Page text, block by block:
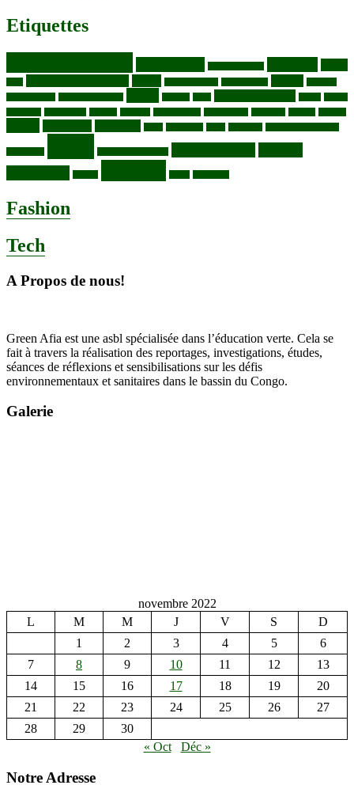
Etiquettes
Fashion
Tech
A Propos de nous!
Green Afia est une asbl spécialisée dans l’éducation verte. Cela se
fait à travers la réalisation des reportages, investigations, études,
séances de réflexions et sensibilisations sur les défis
environnementaux et sanitaires dans le bassin du Congo.
Galerie
novembre 2022
L
M M J V S
D
1
2 3 4 5
6
7
8 9 10 11 12
13
14
15 16 17 18 19
20
21
22 23 24 25 26
27
28
29
30
« Oct
Déc »
Notre Adresse